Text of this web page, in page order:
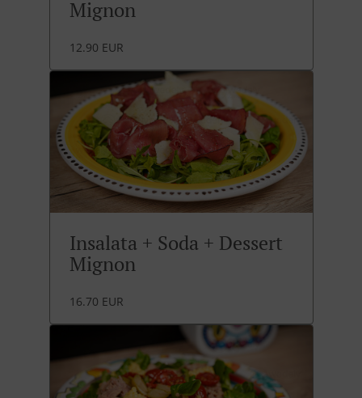
Mignon
12.90 EUR
Insalata + Soda + Dessert
Mignon
16.70 EUR